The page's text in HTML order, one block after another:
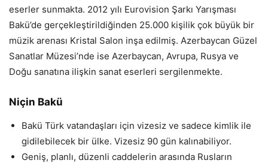
eserler sunmakta. 2012 yılı Eurovision Şarkı Yarışması
Bakü’de gerçekleştirildiğinden 25.000 kişilik çok büyük bir
müzik arenası Kristal Salon inşa edilmiş. Azerbaycan Güzel
Sanatlar Müzesi’nde ise Azerbaycan, Avrupa, Rusya ve
Doğu sanatına ilişkin sanat eserleri sergilenmekte.
Niçin Bakü
Bakü Türk vatandaşları için vizesiz ve sadece kimlik ile
gidilebilecek bir ülke. Vizesiz 90 gün kalınabiliyor.
Geniş, planlı, düzenli caddelerin arasında Rusların